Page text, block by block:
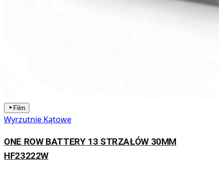
Film
Wyrzutnie Kątowe
ONE ROW BATTERY 13 STRZAŁÓW 30MM
HF23222W